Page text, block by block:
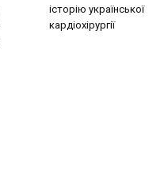
історію української
кардіохірургії